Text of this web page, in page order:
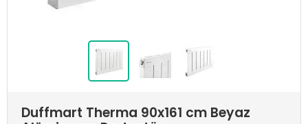
Duffmart Therma 90x161 cm Beyaz